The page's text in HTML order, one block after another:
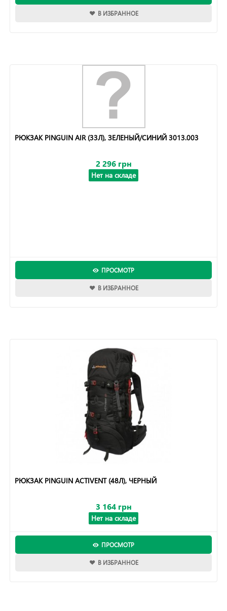
В ИЗБРАННОЕ
РЮКЗАК PINGUIN AIR (33Л), ЗЕЛЕНЫЙ/СИНИЙ 3013.003
2 296 грн
Нет на складе
ПРОСМОТР
В ИЗБРАННОЕ
РЮКЗАК PINGUIN ACTIVENT (48Л), ЧЕРНЫЙ
3 164 грн
Нет на складе
ПРОСМОТР
В ИЗБРАННОЕ